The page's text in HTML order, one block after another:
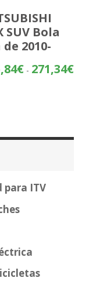
SUV Bola
2010-
€ - 271,34€Rango
ITV